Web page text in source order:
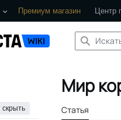
Премиум магазин Центр
скрыть
Мир
Статья